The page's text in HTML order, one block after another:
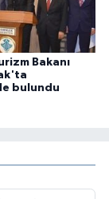
Bakanı
bulundu